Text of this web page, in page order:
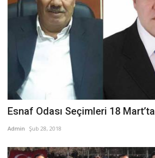
Esnaf Odası Seçimleri 18 Mart’ta
Admin Şub 28, 2018